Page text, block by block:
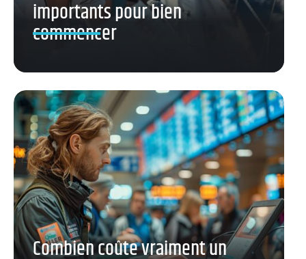
importants pour bien
commencer
Combien coûte vraiment un